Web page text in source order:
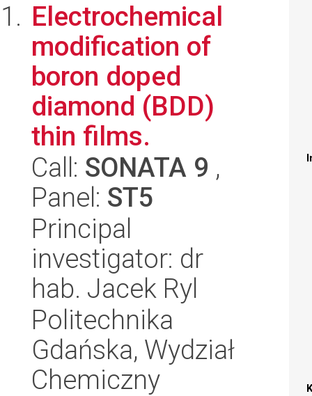
Electrochemical
modification of
boron doped
diamond (BDD)
thin films.
Call: SONATA 9 ,
Panel: ST5
Principal
investigator: dr
hab. Jacek Ryl
Politechnika
Gdańska, Wydział
Chemiczny